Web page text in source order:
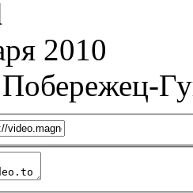
2010